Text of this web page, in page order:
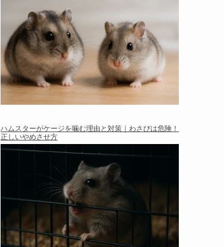
ハムスターがケージを噛む理由と対策｜わさびは危険！
正しいやめさせ方